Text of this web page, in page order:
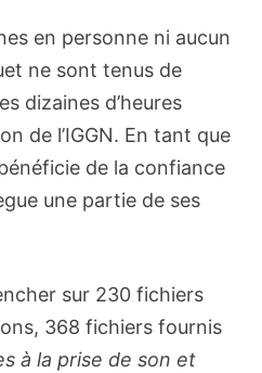
en personne ni aucun
ne sont tenus de
dizaines d’heures
de l’IGGN. En tant que
de la confiance
une partie de ses
sur 230 fichiers
368 fichiers fournis
à la prise de son et